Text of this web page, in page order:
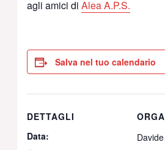
agli amici di Alea A.P.S.
Salva nel tuo calendario
DETTAGLI
Data:
Davide